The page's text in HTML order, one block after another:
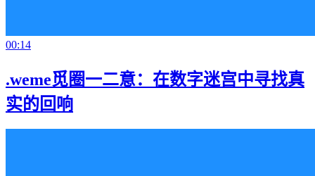
00:14
.weme觅圈一二意：在数字迷宫中寻找真
实的回响